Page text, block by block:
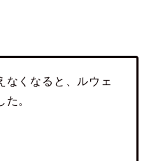
なくなると、ルウェ
。